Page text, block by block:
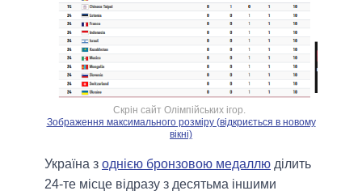
Скрін сайт Олімпійських ігор.
Зображення максимального розміру (відкриється в новому
вікні)
Україна з однією бронзовою медаллю ділить
24-те місце відразу з десятьма іншими